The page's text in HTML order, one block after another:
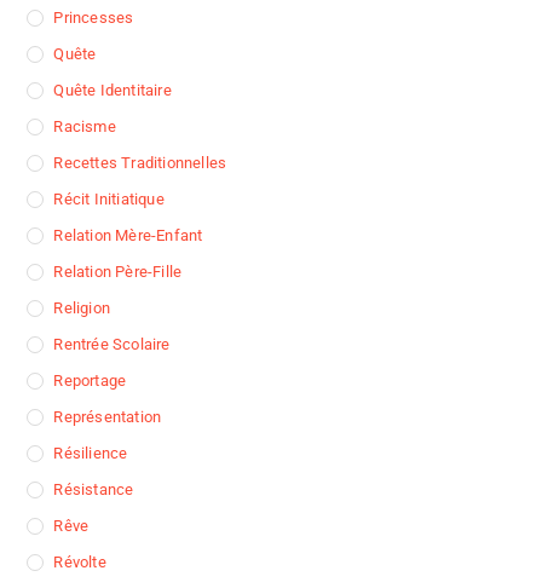
Princesses
Quête
Quête Identitaire
Racisme
Recettes Traditionnelles
Récit Initiatique
Relation Mère-Enfant
Relation Père-Fille
Religion
Rentrée Scolaire
Reportage
Représentation
Résilience
Résistance
Rêve
Révolte